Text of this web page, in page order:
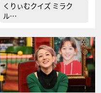
くりぃむクイズ ミラク
ル…